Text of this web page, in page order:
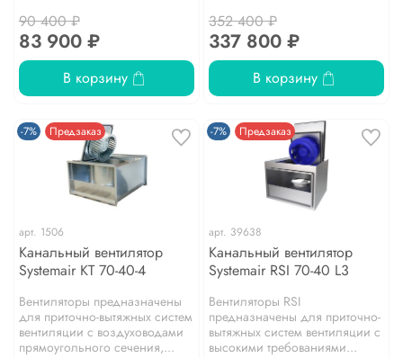
90 400 ₽
83 900 ₽
В корзину
352 400 ₽
337 800 ₽
В корзину
-7% Предзаказ
арт. 1506
Канальный вентилятор
Systemair KT 70-40-4
Вентиляторы предназначены
для приточно-вытяжных систем
вентиляции с воздуховодами
прямоугольного сечения,...
-7% Предзаказ
арт. 39638
Канальный вентилятор
Systemair RSI 70-40 L3
Вентиляторы RSI
предназначены для приточно-
вытяжных систем вентиляции с
высокими требованиями...